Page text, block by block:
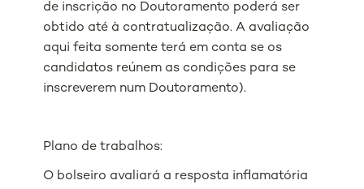
de inscrição no Doutoramento poderá ser
obtido até à contratualização. A avaliação
aqui feita somente terá em conta se os
candidatos reúnem as condições para se
inscreverem num Doutoramento).
Plano de trabalhos:
O bolseiro avaliará a resposta inflamatória